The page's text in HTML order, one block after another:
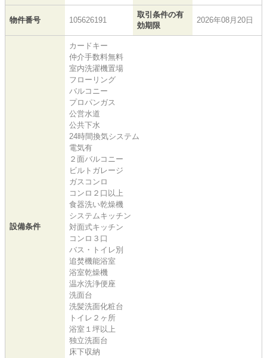
物件番号 105626191
取引条件の有
効期限
2026年08月20日
設備条件
カードキー
仲介手数料無料
室内洗濯機置場
フローリング
バルコニー
プロパンガス
公営水道
公共下水
24時間換気システム
電気有
２面バルコニー
ビルトガレージ
ガスコンロ
コンロ２口以上
食器洗い乾燥機
システムキッチン
対面式キッチン
コンロ３口
バス・トイレ別
追焚機能浴室
浴室乾燥機
温水洗浄便座
洗面台
洗髪洗面化粧台
トイレ２ヶ所
浴室１坪以上
独立洗面台
床下収納